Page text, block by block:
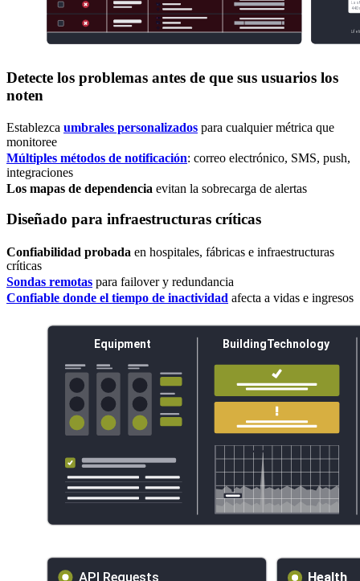
Detecte los problemas antes de que sus usuarios los
noten
Establezca umbrales personalizados para cualquier métrica que
monitoree
Múltiples métodos de notificación: correo electrónico, SMS, push,
integraciones
Los mapas de dependencia evitan la sobrecarga de alertas
Diseñado para infraestructuras críticas
Confiabilidad probada en hospitales, fábricas e infraestructuras
críticas
Sondas remotas para failover y redundancia
Confiable donde el tiempo de inactividad afecta a vidas e ingresos